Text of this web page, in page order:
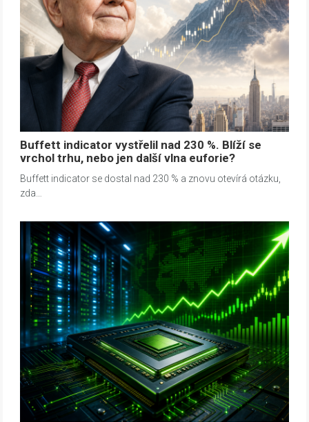
Buffett indicator vystřelil nad 230 %. Blíží se
vrchol trhu, nebo jen další vlna euforie?
Buffett indicator se dostal nad 230 % a znovu otevírá otázku,
zda…